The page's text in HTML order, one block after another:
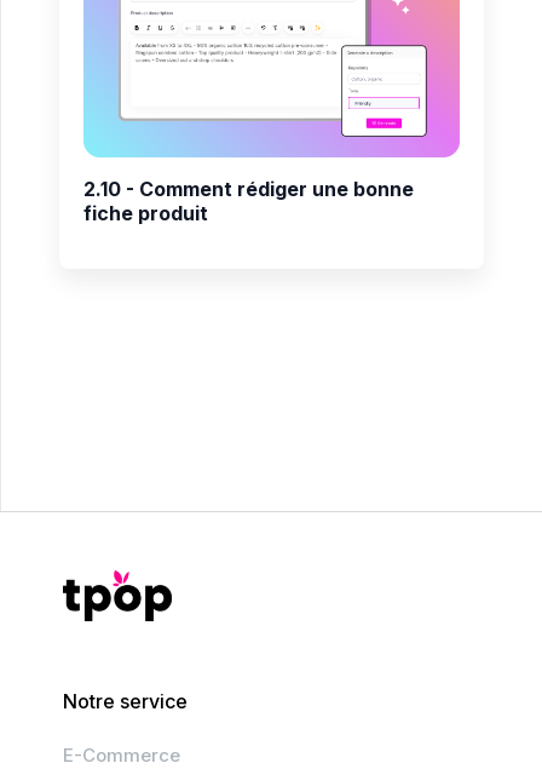
2.10 - Comment rédiger une bonne
fiche produit
Notre service
E-Commerce